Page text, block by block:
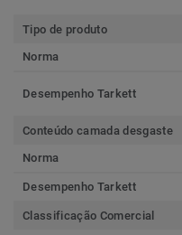
Tipo de produto
Norma
Desempenho Tarkett
Conteúdo camada desgaste
Norma
Desempenho Tarkett
Classificação Comercial